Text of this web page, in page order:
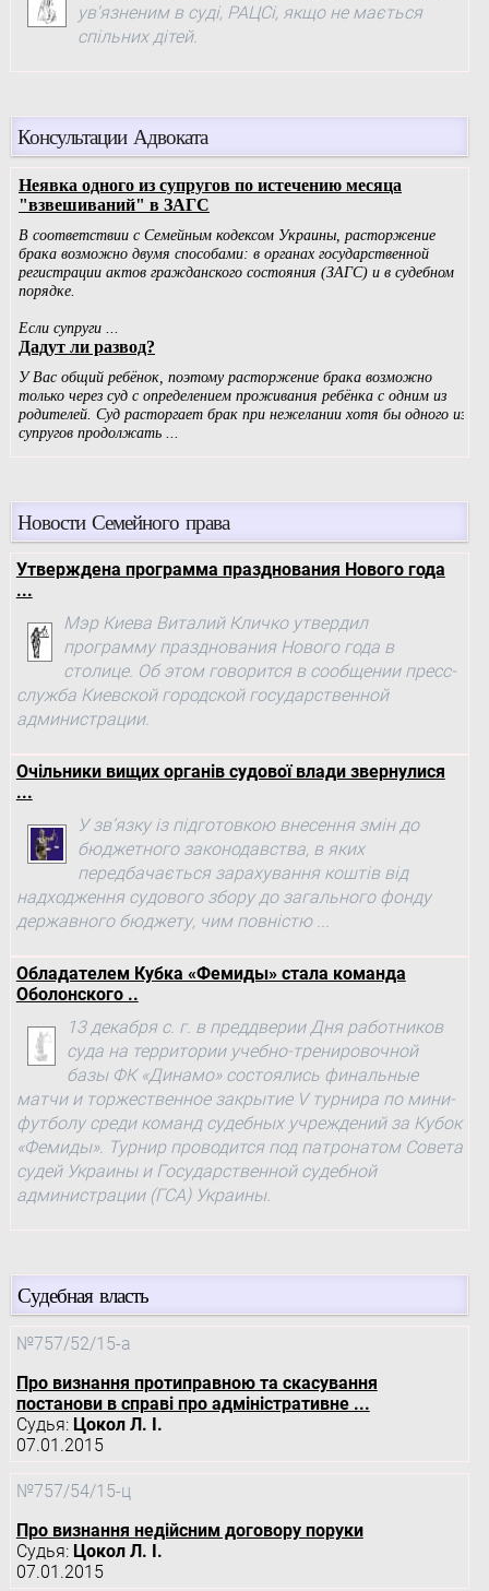
ув'язненим в суді, РАЦСі, якщо не мається
спільних дітей.
Консультации Адвоката
Новости Семейного права
Утверждена программа празднования Нового года
...
Мэр Киева Виталий Кличко утвердил
программу празднования Нового года в
столице. Об этом говорится в сообщении пресс-
служба Киевской городской государственной
администрации.
Очільники вищих органів судової влади звернулися
...
У зв’язку із підготовкою внесення змін до
бюджетного законодавства, в яких
передбачається зарахування коштів від
надходження судового збору до загального фонду
державного бюджету, чим повністю ...
Обладателем Кубка «Фемиды» стала команда
Оболонского ..
13 декабря с. г. в преддверии Дня работников
суда на территории учебно-тренировочной
базы ФК «Динамо» состоялись финальные
матчи и торжественное закрытие V турнира по мини-
футболу среди команд судебных учреждений за Кубок
«Фемиды». Турнир проводится под патронатом Совета
судей Украины и Государственной судебной
администрации (ГСА) Украины.
Судебная власть
№757/52/15-а
Про визнання протиправною та скасування
постанови в справі про адміністративне ...
Судья: Цокол Л. І.
07.01.2015
№757/54/15-ц
Про визнання недійсним договору поруки
Судья: Цокол Л. І.
07.01.2015